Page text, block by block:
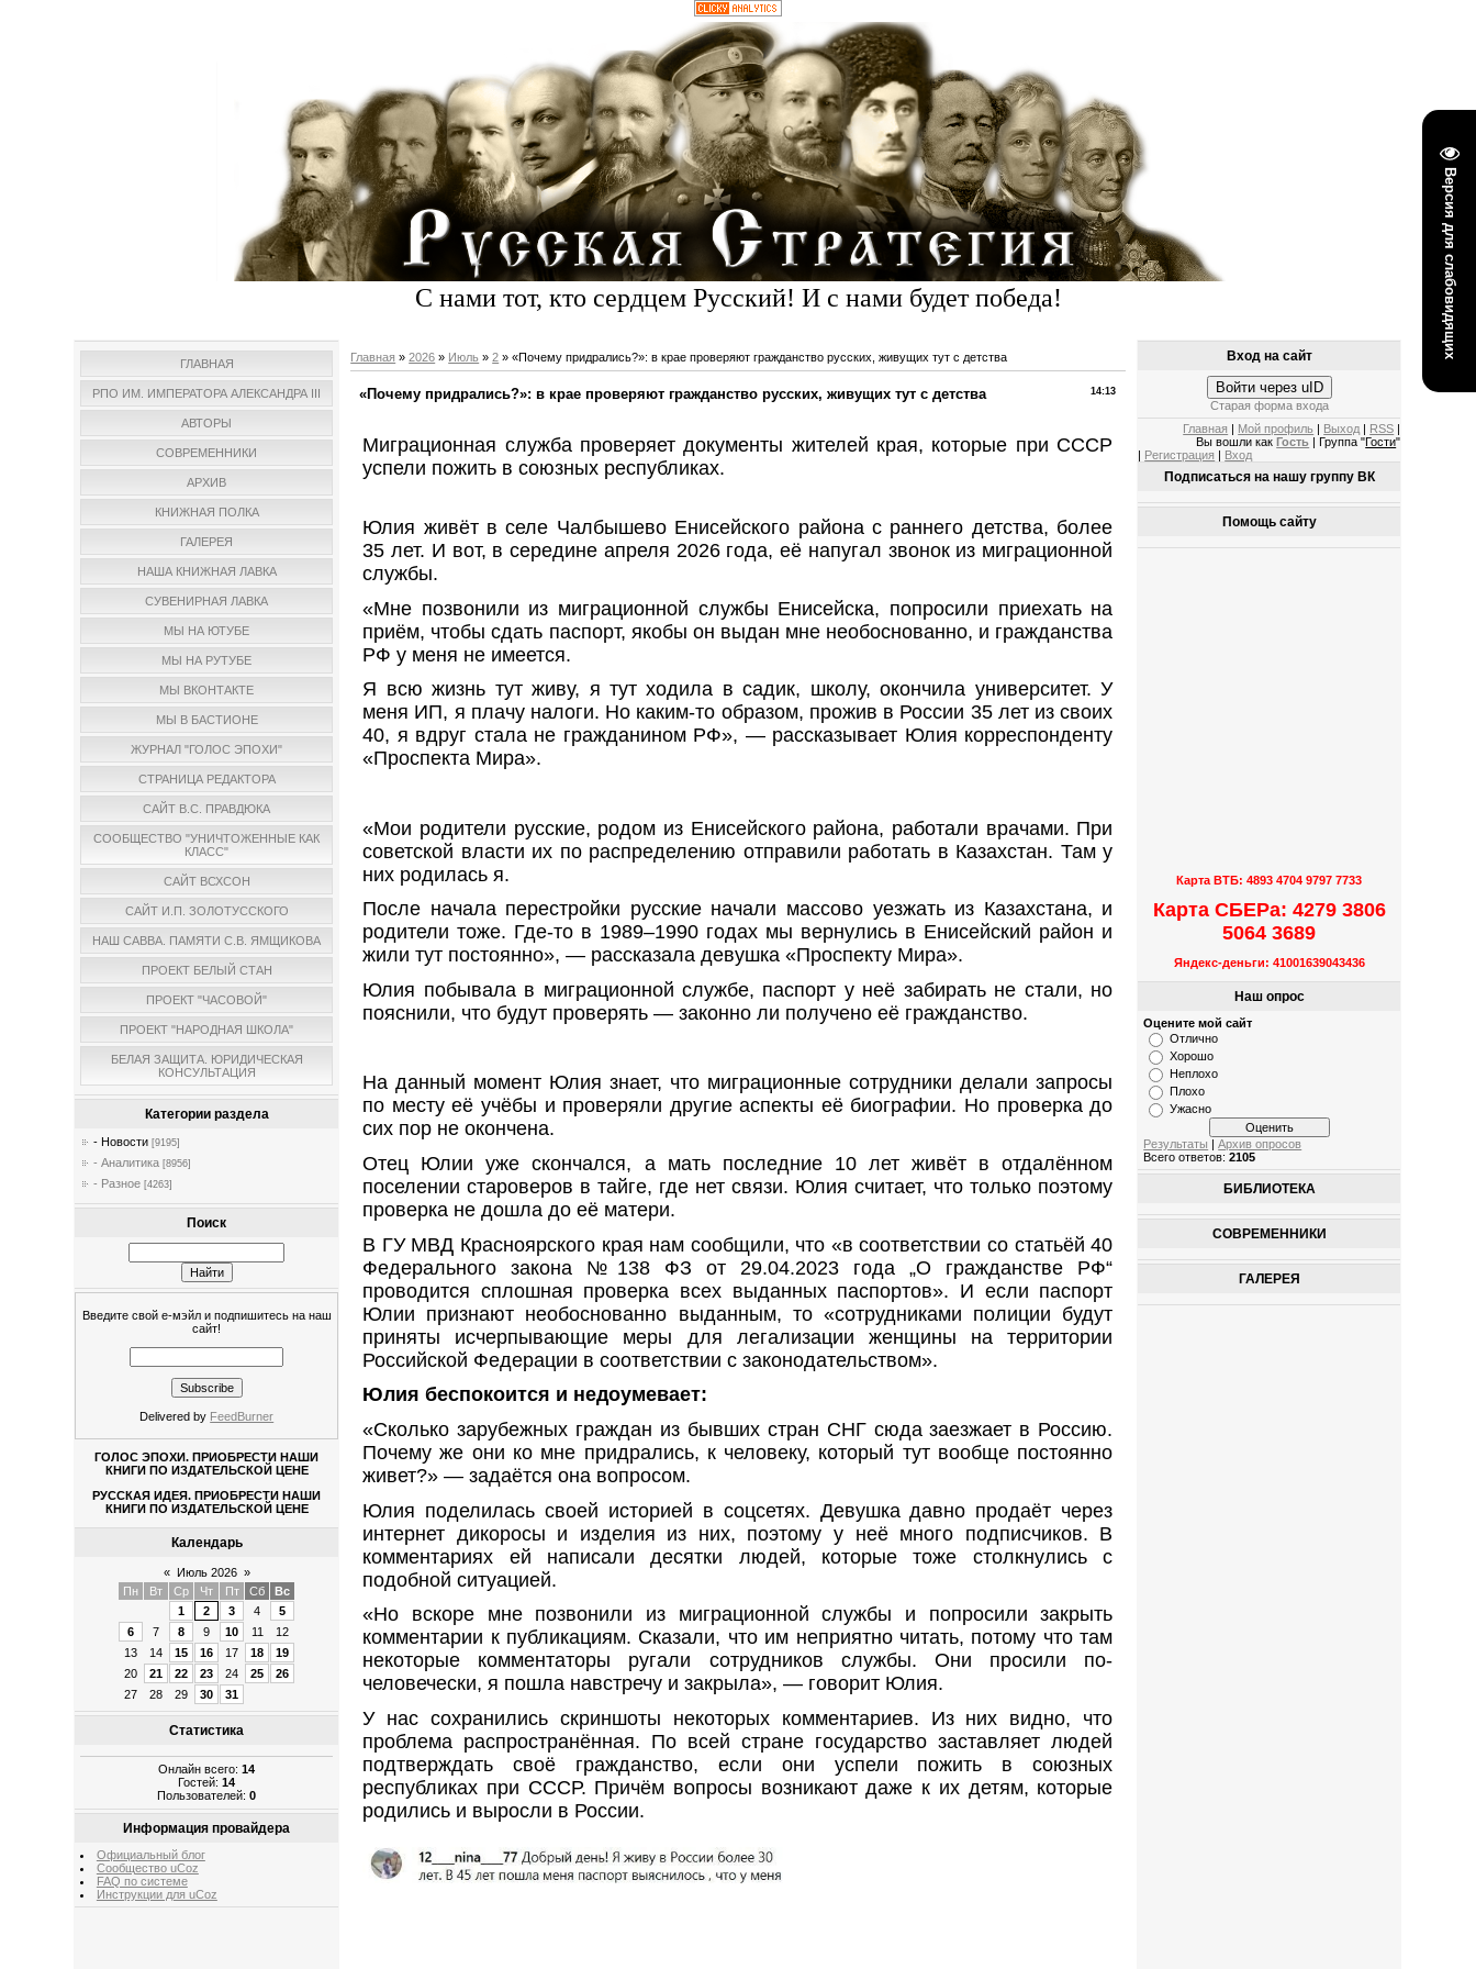
Версия для слабовидящих
С нами тот, кто сердцем Русский! И с нами будет победа!
ГЛАВНАЯ
РПО ИМ. ИМПЕРАТОРА АЛЕКСАНДРА III
АВТОРЫ
СОВРЕМЕННИКИ
АРХИВ
КНИЖНАЯ ПОЛКА
ГАЛЕРЕЯ
НАША КНИЖНАЯ ЛАВКА
СУВЕНИРНАЯ ЛАВКА
МЫ НА ЮТУБЕ
МЫ НА РУТУБЕ
МЫ ВКОНТАКТЕ
МЫ В БАСТИОНЕ
ЖУРНАЛ "ГОЛОС ЭПОХИ"
СТРАНИЦА РЕДАКТОРА
САЙТ В.С. ПРАВДЮКА
СООБЩЕСТВО "УНИЧТОЖЕННЫЕ КАК
КЛАСС"
САЙТ ВСХСОН
САЙТ И.П. ЗОЛОТУССКОГО
НАШ САВВА. ПАМЯТИ С.В. ЯМЩИКОВА
ПРОЕКТ БЕЛЫЙ СТАН
ПРОЕКТ "ЧАСОВОЙ"
ПРОЕКТ "НАРОДНАЯ ШКОЛА"
БЕЛАЯ ЗАЩИТА. ЮРИДИЧЕСКАЯ
КОНСУЛЬТАЦИЯ
Категории раздела
- Новости [9195]
- Аналитика [8956]
- Разное [4263]
Поиск
Введите свой е-мэйл и подпишитесь на наш
сайт!
Delivered by FeedBurner
ГОЛОС ЭПОХИ. ПРИОБРЕСТИ НАШИ
КНИГИ ПО ИЗДАТЕЛЬСКОЙ ЦЕНЕ
РУССКАЯ ИДЕЯ. ПРИОБРЕСТИ НАШИ
КНИГИ ПО ИЗДАТЕЛЬСКОЙ ЦЕНЕ
Календарь
« Июль 2026 »
Пн
Вт Ср Чт Пт Сб
Вс
1
2 3 4
5
6
7 8 9 10 11
12
13
14 15 16 17 18
19
20
21 22 23 24 25
26
27
28 29 30 31
Статистика
Онлайн всего:14
Гостей:14
Пользователей:0
Информация провайдера
Официальный блог
Сообщество uCoz
FAQ по системе
Инструкции для uCoz
Главная »2026 » Июль » 2 » «Почему придрались?»: в крае проверяют гражданство русских, живущих тут с детства
14:13
«Почему придрались?»: в крае проверяют гражданство русских, живущих тут с детства
Миграционная служба проверяет документы жителей края, которые при СССР
успели пожить в союзных республиках.
Юлия живёт в селе Чалбышево Енисейского района с раннего детства, более
35 лет. И вот, в середине апреля 2026 года, её напугал звонок из миграционной
службы.
«Мне позвонили из миграционной службы Енисейска, попросили приехать на
приём, чтобы сдать паспорт, якобы он выдан мне необоснованно, и гражданства
РФ у меня не имеется.
Я всю жизнь тут живу, я тут ходила в садик, школу, окончила университет. У
меня ИП, я плачу налоги. Но каким-то образом, прожив в России 35 лет из своих
40, я вдруг стала не гражданином РФ», — рассказывает Юлия корреспонденту
«Проспекта Мира».
«Мои родители русские, родом из Енисейского района, работали врачами. При
советской власти их по распределению отправили работать в Казахстан. Там у
них родилась я.
После начала перестройки русские начали массово уезжать из Казахстана, и
родители тоже. Где-то в 1989–1990 годах мы вернулись в Енисейский район и
жили тут постоянно», — рассказала девушка «Проспекту Мира».
Юлия побывала в миграционной службе, паспорт у неё забирать не стали, но
пояснили, что будут проверять — законно ли получено её гражданство.
На данный момент Юлия знает, что миграционные сотрудники делали запросы
по месту её учёбы и проверяли другие аспекты её биографии. Но проверка до
сих пор не окончена.
Отец Юлии уже скончался, а мать последние 10 лет живёт в отдалённом
поселении староверов в тайге, где нет связи. Юлия считает, что только поэтому
проверка не дошла до её матери.
В ГУ МВД Красноярского края нам сообщили, что «в соответствии со статьёй 40
Федерального закона №138 ФЗ от 29.04.2023 года „О гражданстве РФ“
проводится сплошная проверка всех выданных паспортов». И если паспорт
Юлии признают необоснованно выданным, то «сотрудниками полиции будут
приняты исчерпывающие меры для легализации женщины на территории
Российской Федерации в соответствии с законодательством».
Юлия беспокоится и недоумевает:
«Сколько зарубежных граждан из бывших стран СНГ сюда заезжает в Россию.
Почему же они ко мне придрались, к человеку, который тут вообще постоянно
живет?» — задаётся она вопросом.
Юлия поделилась своей историей в соцсетях. Девушка давно продаёт через
интернет дикоросы и изделия из них, поэтому у неё много подписчиков. В
комментариях ей написали десятки людей, которые тоже столкнулись с
подобной ситуацией.
«Но вскоре мне позвонили из миграционной службы и попросили закрыть
комментарии к публикациям. Сказали, что им неприятно читать, потому что там
некоторые комментаторы ругали сотрудников службы. Они просили по-
человечески, я пошла навстречу и закрыла», — говорит Юлия.
У нас сохранились скриншоты некоторых комментариев. Из них видно, что
проблема распространённая. По всей стране государство заставляет людей
подтверждать своё гражданство, если они успели пожить в союзных
республиках при СССР. Причём вопросы возникают даже к их детям, которые
родились и выросли в России.
Вход на сайт
Войти через uID
Старая форма входа
Главная
Мой профиль Выход RSS
Вы вошли как Гость | Группа "Гости"
Регистрация Вход
Подписаться на нашу группу ВК
Помощь сайту
Карта ВТБ: 4893 4704 9797 7733
Карта СБЕРа: 4279 3806
5064 3689
Яндекс-деньги: 41001639043436
Наш опрос
Оцените мой сайт
Отлично
Хорошо
Неплохо
Плохо
Ужасно
Результаты |Архив опросов
Всего ответов:2105
БИБЛИОТЕКА
СОВРЕМЕННИКИ
ГАЛЕРЕЯ